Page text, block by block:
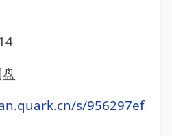
s/956297ef